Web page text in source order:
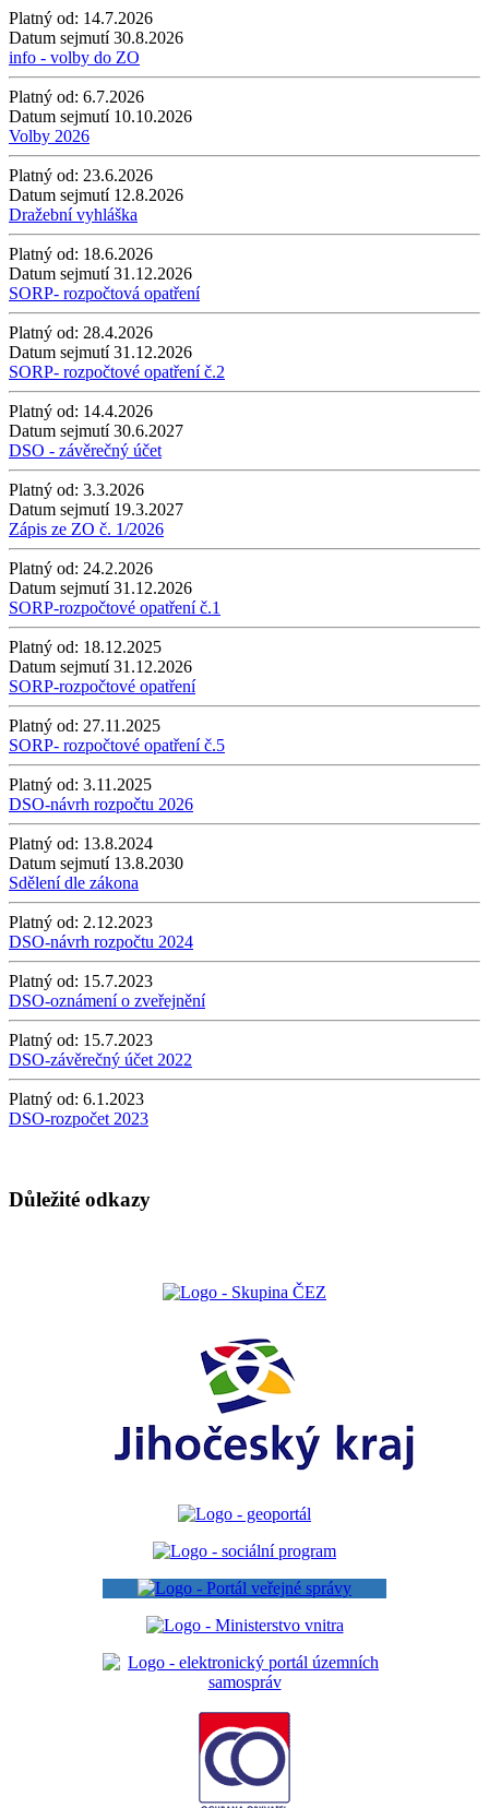
Platný od: 14.7.2026
Datum sejmutí30.8.2026
info - volby do ZO
Platný od: 6.7.2026
Datum sejmutí10.10.2026
Volby 2026
Platný od: 23.6.2026
Datum sejmutí12.8.2026
Dražební vyhláška
Platný od: 18.6.2026
Datum sejmutí31.12.2026
SORP- rozpočtová opatření
Platný od: 28.4.2026
Datum sejmutí31.12.2026
SORP- rozpočtové opatření č.2
Platný od: 14.4.2026
Datum sejmutí30.6.2027
DSO - závěrečný účet
Platný od: 3.3.2026
Datum sejmutí19.3.2027
Zápis ze ZO č. 1/2026
Platný od: 24.2.2026
Datum sejmutí31.12.2026
SORP-rozpočtové opatření č.1
Platný od: 18.12.2025
Datum sejmutí31.12.2026
SORP-rozpočtové opatření
Platný od: 27.11.2025
SORP- rozpočtové opatření č.5
Platný od: 3.11.2025
DSO-návrh rozpočtu 2026
Platný od: 13.8.2024
Datum sejmutí13.8.2030
Sdělení dle zákona
Platný od: 2.12.2023
DSO-návrh rozpočtu 2024
Platný od: 15.7.2023
DSO-oznámení o zveřejnění
Platný od: 15.7.2023
DSO-závěrečný účet 2022
Platný od: 6.1.2023
DSO-rozpočet 2023
Důležité odkazy